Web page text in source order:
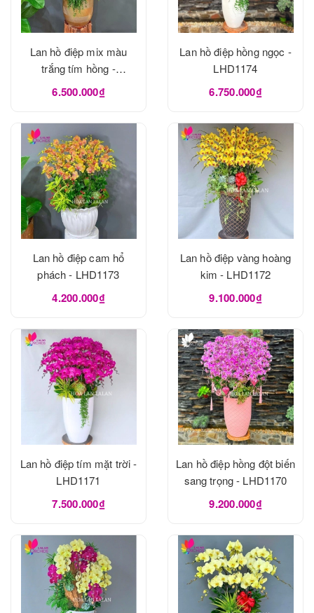
Lan hồ điệp mix màu
trắng tím hồng -
LHD1175
6.500.000₫
Lan hồ điệp hồng ngọc -
LHD1174
6.750.000₫
Lan hồ điệp cam hổ
phách - LHD1173
4.200.000₫
Lan hồ điệp vàng hoàng
kim - LHD1172
9.100.000₫
Lan hồ điệp tím mặt trời -
LHD1171
7.500.000₫
Lan hồ điệp hồng đột biến
sang trọng - LHD1170
9.200.000₫